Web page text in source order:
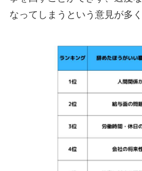
なってしまうという意見が多く